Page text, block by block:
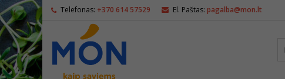
Telefonas: +370 614 57529 El. Paštas: pagalba@mon.lt